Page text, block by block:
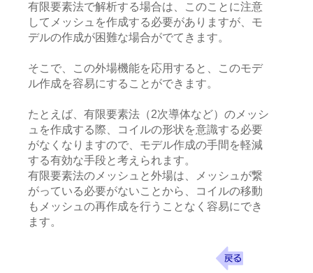
有限要素法で解析する場合は、このことに注意
してメッシュを作成する必要がありますが、モ
デルの作成が困難な場合がでてきます。
そこで、この外場機能を応用すると、このモデ
ル作成を容易にすることができます。
たとえば、有限要素法（2次導体など）のメッシ
ュを作成する際、コイルの形状を意識する必要
がなくなりますので、モデル作成の手間を軽減
する有効な手段と考えられます。
有限要素法のメッシュと外場は、メッシュが繋
がっている必要がないことから、コイルの移動
もメッシュの再作成を行うことなく容易にでき
ます。